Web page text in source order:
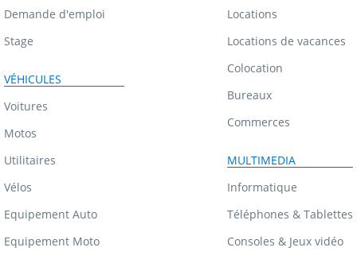
Demande d'emploi
Stage
VÉHICULES
Voitures
Motos
Utilitaires
Vélos
Equipement Auto
Equipement Moto
Locations
Locations de vacances
Colocation
Bureaux
Commerces
MULTIMEDIA
Informatique
Téléphones & Tablettes
Consoles & Jeux vidéo